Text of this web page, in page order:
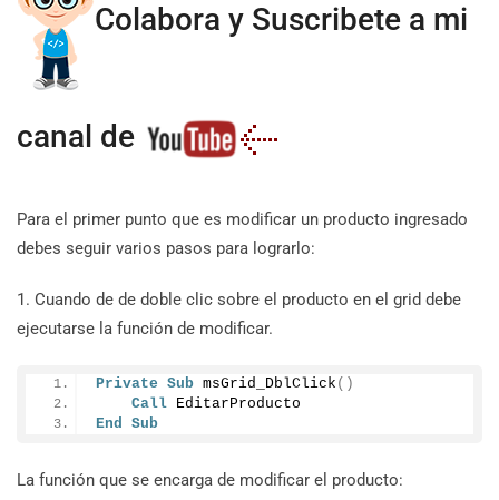
Colabora y Suscribete a mi
canal de
Para el primer punto que es modificar un producto ingresado
debes seguir varios pasos para lograrlo:
1. Cuando de de doble clic sobre el producto en el grid debe
ejecutarse la función de modificar.
Private Sub msGrid_DblClick ()
Call EditarProducto
End Sub
La función que se encarga de modificar el producto: